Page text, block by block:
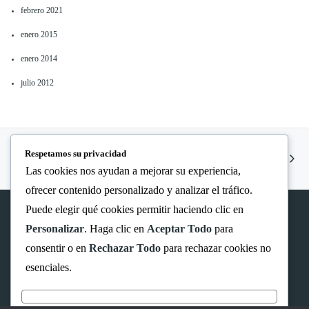
febrero 2021
enero 2015
enero 2014
julio 2012
PREV
+34 607404060
Sant Antoni Mª Claret, 25, baixos 1a, 08037, Barcelona
Respetamos su privacidad
Las cookies nos ayudan a mejorar su experiencia,
ofrecer contenido personalizado y analizar el tráfico.
Puede elegir qué cookies permitir haciendo clic en
Personalizar. Haga clic en Aceptar Todo para
consentir o en Rechazar Todo para rechazar cookies no
esenciales.